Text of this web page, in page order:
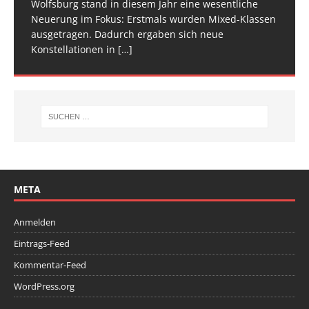
Wolfsburg stand in diesem Jahr eine wesentliche
Neuerung im Fokus: Erstmals wurden Mixed-Klassen
ausgetragen. Dadurch ergaben sich neue
Konstellationen in […]
Spitze im Trampolinturnen in Biberach an der Riß
(Baden-Württemberg) zu einem hochkarätigen
Wettkampfwochenende: Am Samstag standen die
Deutschen[…]
META
Anmelden
Eintrags-Feed
Kommentar-Feed
WordPress.org